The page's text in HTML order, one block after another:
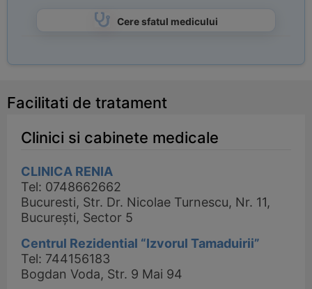
Cere sfatul medicului
Facilitati de tratament
Clinici si cabinete medicale
CLINICA RENIA
Tel: 0748662662
Bucuresti, Str. Dr. Nicolae Turnescu, Nr. 11,
București, Sector 5
Centrul Rezidential “Izvorul Tamaduirii”
Tel: 744156183
Bogdan Voda, Str. 9 Mai 94